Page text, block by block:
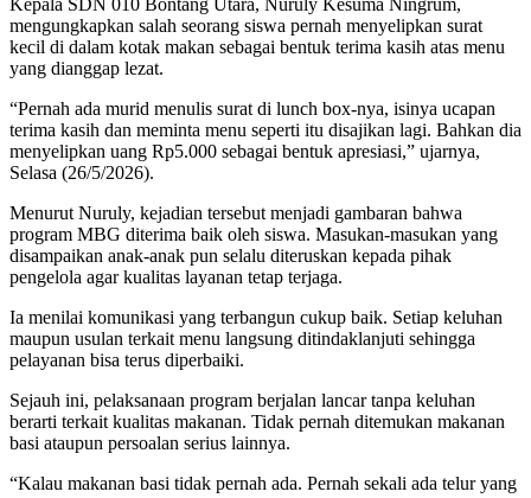
mengungkapkan salah seorang siswa pernah menyelipkan surat
kecil di dalam kotak makan sebagai bentuk terima kasih atas menu
yang dianggap lezat.
“Pernah ada murid menulis surat di lunch box-nya, isinya ucapan
terima kasih dan meminta menu seperti itu disajikan lagi. Bahkan dia
menyelipkan uang Rp5.000 sebagai bentuk apresiasi,” ujarnya,
Selasa (26/5/2026).
Menurut Nuruly, kejadian tersebut menjadi gambaran bahwa
program MBG diterima baik oleh siswa. Masukan-masukan yang
disampaikan anak-anak pun selalu diteruskan kepada pihak
pengelola agar kualitas layanan tetap terjaga.
Ia menilai komunikasi yang terbangun cukup baik. Setiap keluhan
maupun usulan terkait menu langsung ditindaklanjuti sehingga
pelayanan bisa terus diperbaiki.
Sejauh ini, pelaksanaan program berjalan lancar tanpa keluhan
berarti terkait kualitas makanan. Tidak pernah ditemukan makanan
basi ataupun persoalan serius lainnya.
“Kalau makanan basi tidak pernah ada. Pernah sekali ada telur yang